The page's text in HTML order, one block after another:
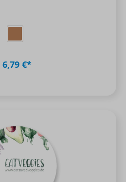
6,79 €*